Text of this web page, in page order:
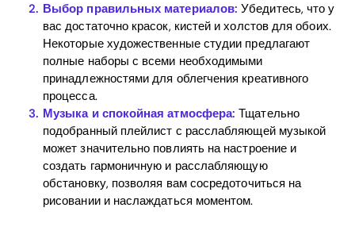
Home
Выбор правильных материалов: Убедитесь, что у
вас достаточно красок, кистей и холстов для обоих.
Некоторые художественные студии предлагают
полные наборы с всеми необходимыми
принадлежностями для облегчения креативного
процесса.
Музыка и спокойная атмосфера: Тщательно
подобранный плейлист с расслабляющей музыкой
может значительно повлиять на настроение и
создать гармоничную и расслабляющую
обстановку, позволяя вам сосредоточиться на
рисовании и наслаждаться моментом.